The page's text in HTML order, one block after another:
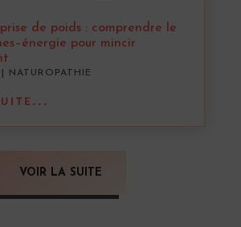
de poids : comprendre le
pour mincir
NATUROPATHIE
VOIR LA SUITE